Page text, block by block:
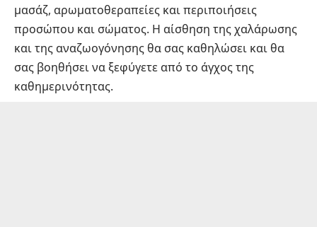
μασάζ, αρωματοθεραπείες και περιποιήσεις
προσώπου και σώματος. Η αίσθηση της χαλάρωσης
και της αναζωογόνησης θα σας καθηλώσει και θα
σας βοηθήσει να ξεφύγετε από το άγχος της
καθημερινότητας.